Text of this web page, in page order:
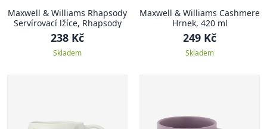
Maxwell & Williams Rhapsody
Servírovací lžíce, Rhapsody
238 Kč
Skladem
Maxwell & Williams Cashmere
Hrnek, 420 ml
249 Kč
Skladem